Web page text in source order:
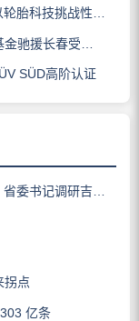
技挑战性能边界
长春受灾门店
SÜD高阶认证
三角轮胎斩获大奖；中策宣布涨价
拐点
亿条